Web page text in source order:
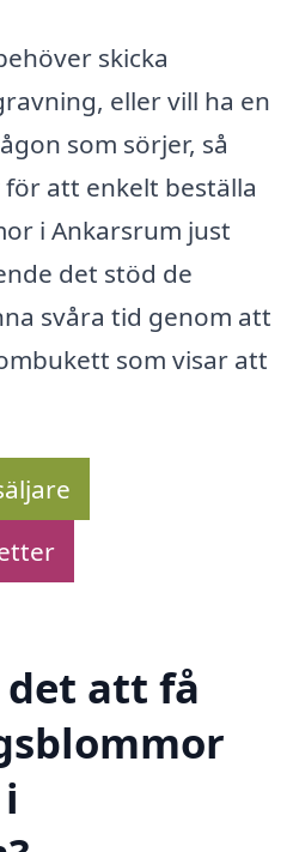
skicka
eller vill ha en
som sörjer, så
att enkelt beställa
i Ankarsrum just
det stöd de
svåra tid genom att
som visar att
att få